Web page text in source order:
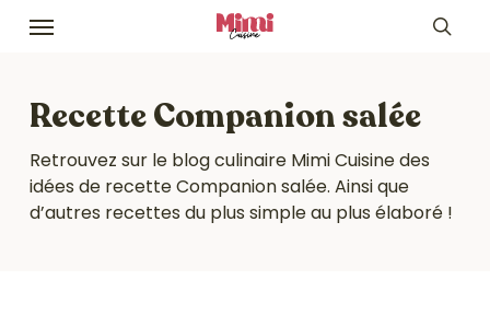
Skip
content
Menu
Recette Companion salée
Retrouvez sur le blog culinaire Mimi Cuisine des
idées de recette Companion salée. Ainsi que
d’autres recettes du plus simple au plus élaboré !